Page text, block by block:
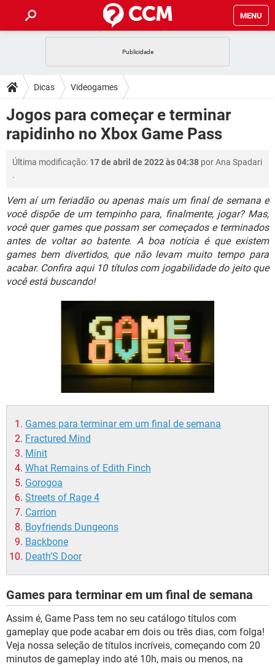
MENU
CELULAR
OUTLOOK EXCEL
INSTAGRAM GMAIL
DICAS
JOGOS
CELULAR FACEBOOK
OUTLOOK
INSTAGRAM GMAIL
DOWNLOADS
JOGOS WHATSAPP
INSTAGRAM GMAIL
GUIA DE COMPRAS
FÓRUM
JOGOS WHATSAPP
OUTLOOK EXCEL
INSTAGRAM GMAIL
GUIA DE COMPRAS
JOGOS WHATSAPP
CELULAR FACEBOOK
OUTLOOK EXCEL
INSTAGRAM GMAIL
GUIA DE COMPRAS
Dicas Videogames
Jogos para começar e terminar
rapidinho no Xbox Game Pass
Última modificação: 17 de abril de 2022 às 04:38 porAna Spadari
.
Vem aí um feriadão ou apenas mais um final de semana e
você dispõe de um tempinho para, finalmente, jogar? Mas,
você quer games que possam ser começados e terminados
antes de voltar ao batente. A boa notícia é que existem
games bem divertidos, que não levam muito tempo para
acabar. Confira aqui 10 títulos com jogabilidade do jeito que
você está buscando!
Games para terminar em um final de semana
Fractured Mind
Mínit
What Remains of Edith Finch
Gorogoa
Streets of Rage 4
Carrion
Boyfriends Dungeons
Backbone
Death’S Door
Games para terminar em um final de semana
Assim é, Game Pass tem no seu catálogo títulos com
gameplay que pode acabar em dois ou três dias, com folga!
Veja nossa seleção de títulos incríveis, começando com 20
minutos de gameplay indo até 10h, mais ou menos, na